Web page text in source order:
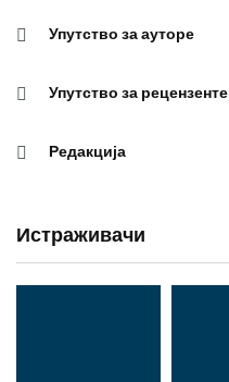
Упутство за ауторе
Упутство за рецензенте
Редакција
Истраживачи